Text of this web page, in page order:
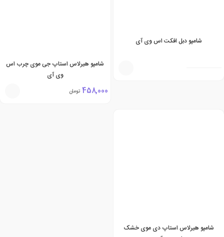
شامپو دبل افکت اس وی آی
شامپو هیرلاس استاپ جی موی چرب اس
وی آی
458,000 تومان
شامپو هیرلاس استاپ دی موی خشک